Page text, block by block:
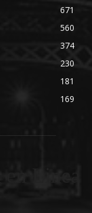
671
560
374
230
181
169